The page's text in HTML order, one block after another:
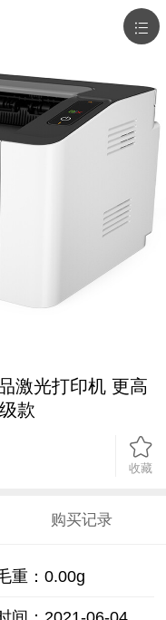
激光打印机 更高
款
收藏
购买记录
重： 0.00g